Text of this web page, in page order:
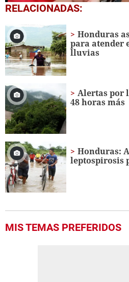
0
seconds
55
seconds
RELACIONADAS:
Honduras
para atender
lluvias
Alertas por
48 horas más
Honduras:
leptospirosis
MIS TEMAS PREFERIDOS